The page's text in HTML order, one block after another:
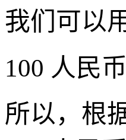
我们可以
100 人民
所以，根